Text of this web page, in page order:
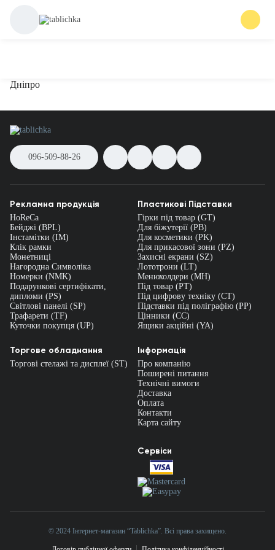
Дніпро
096-509-88-26
Рекламна продукція
HoReCa
Бейджі (BPL)
Інстамітки (IM)
Клік рамки
Монетниці
Нагородна Символіка
Номерки (NMK)
Подарункові сертифікати,
дипломи (PS)
Світлові панелі (SP)
Трафарети (TF)
Куточки покупця (UP)
Пластикові Підставки
Гірки під товар (GT)
Для біжутерії (PB)
Для косметики (PK)
Для прикасової зони (PZ)
Захисні екрани (SZ)
Лототрони (LT)
Менюхолдери (MH)
Під товар (PT)
Під цифрову техніку (CT)
Підставки під поліграфію (PP)
Цінники (СС)
Ящики акційні (YA)
Торгове обладнання
Торгові стелажі та дисплеї (ST)
Інформація
Про компанію
Поширені питання
Технічні вимоги
Доставка
Оплата
Контакти
Карта сайту
Сервіси
© 2024 Інтернет-магазин “Tablichka”. Всі права захищено.